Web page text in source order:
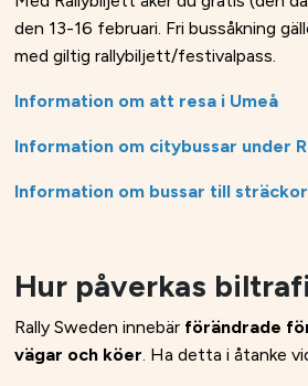
den 13-16 februari. Fri bussåkning
med giltig rallybiljett/festivalpass.
Information om att resa i Umeå
Information om citybussar under
Information om bussar till
Hur påverkas
Rally Sweden innebär förändrade
vägar och köer. Ha detta i åtanke